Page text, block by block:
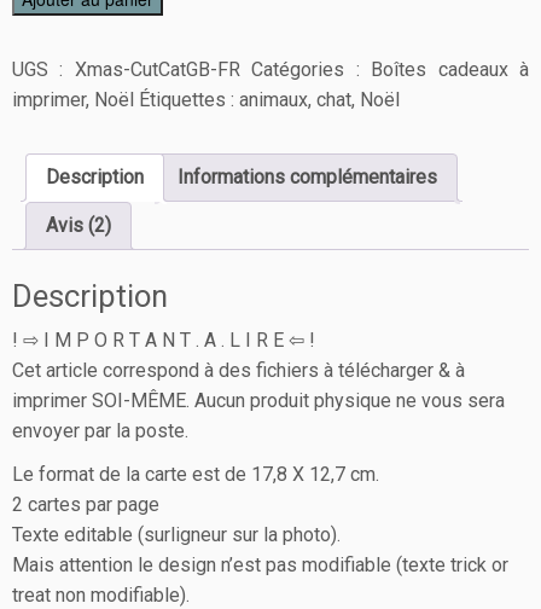
UGS : Xmas-CutCatGB-FR Catégories :
Boîtes cadeaux à
imprimer, Noël Étiquettes : animaux, chat, Noël
Description Informations complémentaires
Avis (2)
Description
! ⇨ I M P O R T A N T . A . L I R E ⇦ !
Cet article correspond à des fichiers à télécharger & à
imprimer SOI-MÊME. Aucun produit physique ne vous sera
envoyer par la poste.
Le format de la carte est de 17,8 X 12,7 cm.
2 cartes par page
Texte editable (surligneur sur la photo).
Mais attention le design n’est pas modifiable (texte trick or
treat non modifiable).